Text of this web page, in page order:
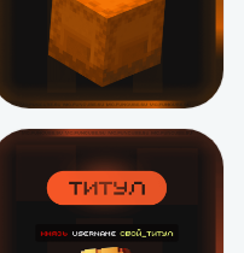
Подробнее
Стартовый набор
199 ₽